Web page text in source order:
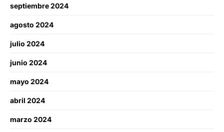
septiembre 2024
agosto 2024
julio 2024
junio 2024
mayo 2024
abril 2024
marzo 2024